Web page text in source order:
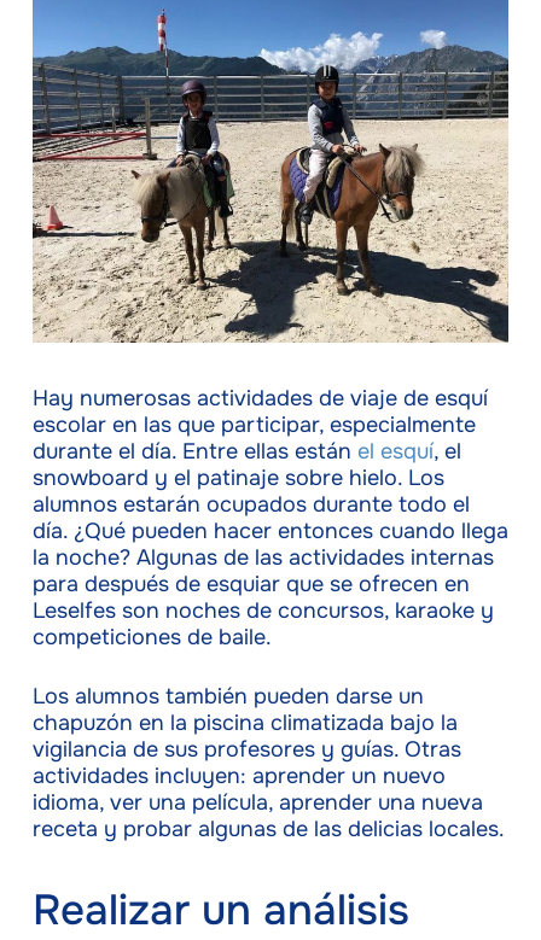
Hay numerosas actividades de viaje de esquí
escolar en las que participar, especialmente
durante el día. Entre ellas están el esquí, el
snowboard y el patinaje sobre hielo. Los
alumnos estarán ocupados durante todo el
día. ¿Qué pueden hacer entonces cuando llega
la noche? Algunas de las actividades internas
para después de esquiar que se ofrecen en
Leselfes son noches de concursos, karaoke y
competiciones de baile.
Los alumnos también pueden darse un
chapuzón en la piscina climatizada bajo la
vigilancia de sus profesores y guías. Otras
actividades incluyen: aprender un nuevo
idioma, ver una película, aprender una nueva
receta y probar algunas de las delicias locales.
Realizar un análisis